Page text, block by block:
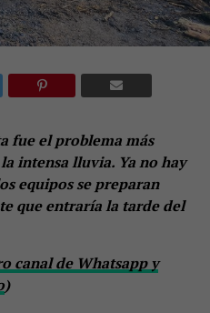
fue el problema más
intensa lluvia. Ya no hay
equipos se preparan
que entraría la tarde del
canal de Whatsapp y
)